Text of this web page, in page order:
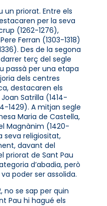
un priorat. Entre els
per la seva
(1262-1276),
Ferran (1303-1318)
Des de la segona
terç del segle
passà per una etapa
dels centres
destacaren els
Satrilla (1414-
1429). A mitjan segle
Maria de Castella,
Magnànim (1420-
seva religiositat,
davant del
priorat de Sant Pau
d’abadia, però
poder ser assolida.
no se sap per quin
Pau hi hagué els